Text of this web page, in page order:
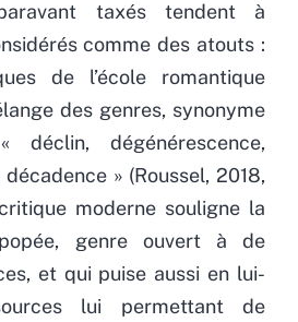
taxés tendent à
comme des atouts :
de l’école romantique
des genres, synonyme
dégénérescence,
» (Roussel, 2018,
moderne souligne la
genre ouvert à de
et qui puise aussi en lui-
lui permettant de